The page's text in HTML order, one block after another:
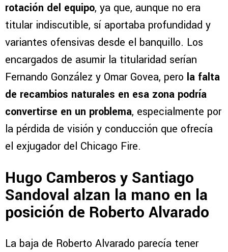
rotación del equipo, ya que, aunque no era
titular indiscutible, sí aportaba profundidad y
variantes ofensivas desde el banquillo. Los
encargados de asumir la titularidad serían
Fernando González y Omar Govea, pero la falta
de recambios naturales en esa zona podría
convertirse en un problema, especialmente por
la pérdida de visión y conducción que ofrecía
el exjugador del Chicago Fire.
Hugo Camberos y Santiago
Sandoval alzan la mano en la
posición de Roberto Alvarado
La baja de Roberto Alvarado parecía tener